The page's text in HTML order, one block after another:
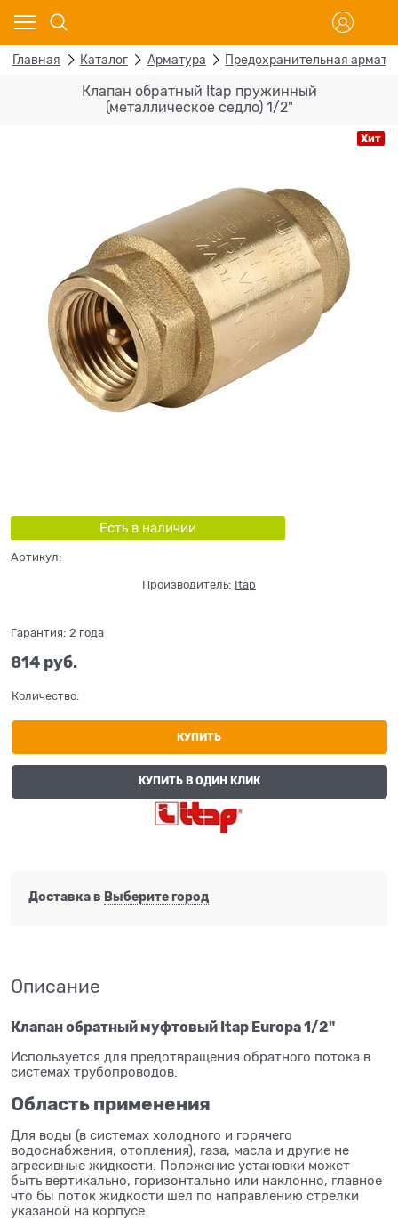
Главная Каталог Арматура Предохранительная
Клапан обратный Itap пружинный
(металлическое седло) 1/2"
Хит
Есть в наличии
Артикул:
Производитель: Itap
Гарантия: 2 года
814 руб.
Количество:
КУПИТЬ
КУПИТЬ В ОДИН КЛИК
Доставка в Выберите город
Описание
Клапан обратный муфтовый Itap Europa 1/2"
Используется для предотвращения обратного потока в
системах трубопроводов.
Область применения
Для воды (в системах холодного и горячего
водоснабжения, отопления), газа, масла и другие не
агресивные жидкости. Положение установки может
быть вертикально, горизонтально или наклонно, главное
что бы поток жидкости шел по направлению стрелки
указаной на корпусе.